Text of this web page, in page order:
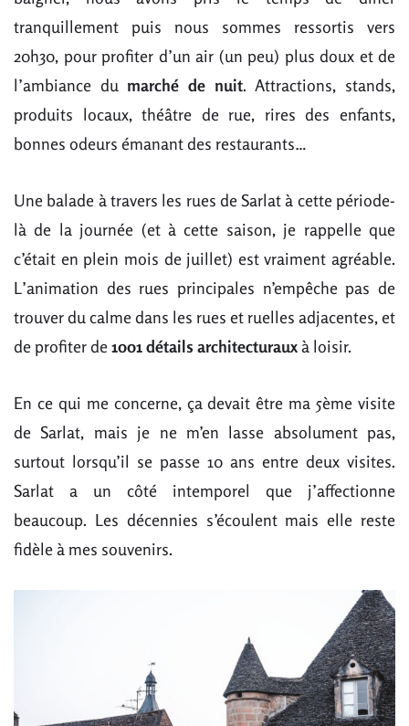
tranquillement puis nous sommes ressortis vers
20h30, pour profiter d’un air (un peu) plus doux et de
l’ambiance du marché de nuit. Attractions, stands,
produits locaux, théâtre de rue, rires des enfants,
bonnes odeurs émanant des restaurants…
Une balade à travers les rues de Sarlat à cette période-
là de la journée (et à cette saison, je rappelle que
c’était en plein mois de juillet) est vraiment agréable.
L’animation des rues principales n’empêche pas de
trouver du calme dans les rues et ruelles adjacentes, et
de profiter de1001 détails architecturauxà loisir.
En ce qui me concerne, ça devait être ma 5ème visite
de Sarlat, mais je ne m’en lasse absolument pas,
surtout lorsqu’il se passe 10 ans entre deux visites.
Sarlat a un côté intemporel que j’affectionne
beaucoup. Les décennies s’écoulent mais elle reste
fidèle à mes souvenirs.